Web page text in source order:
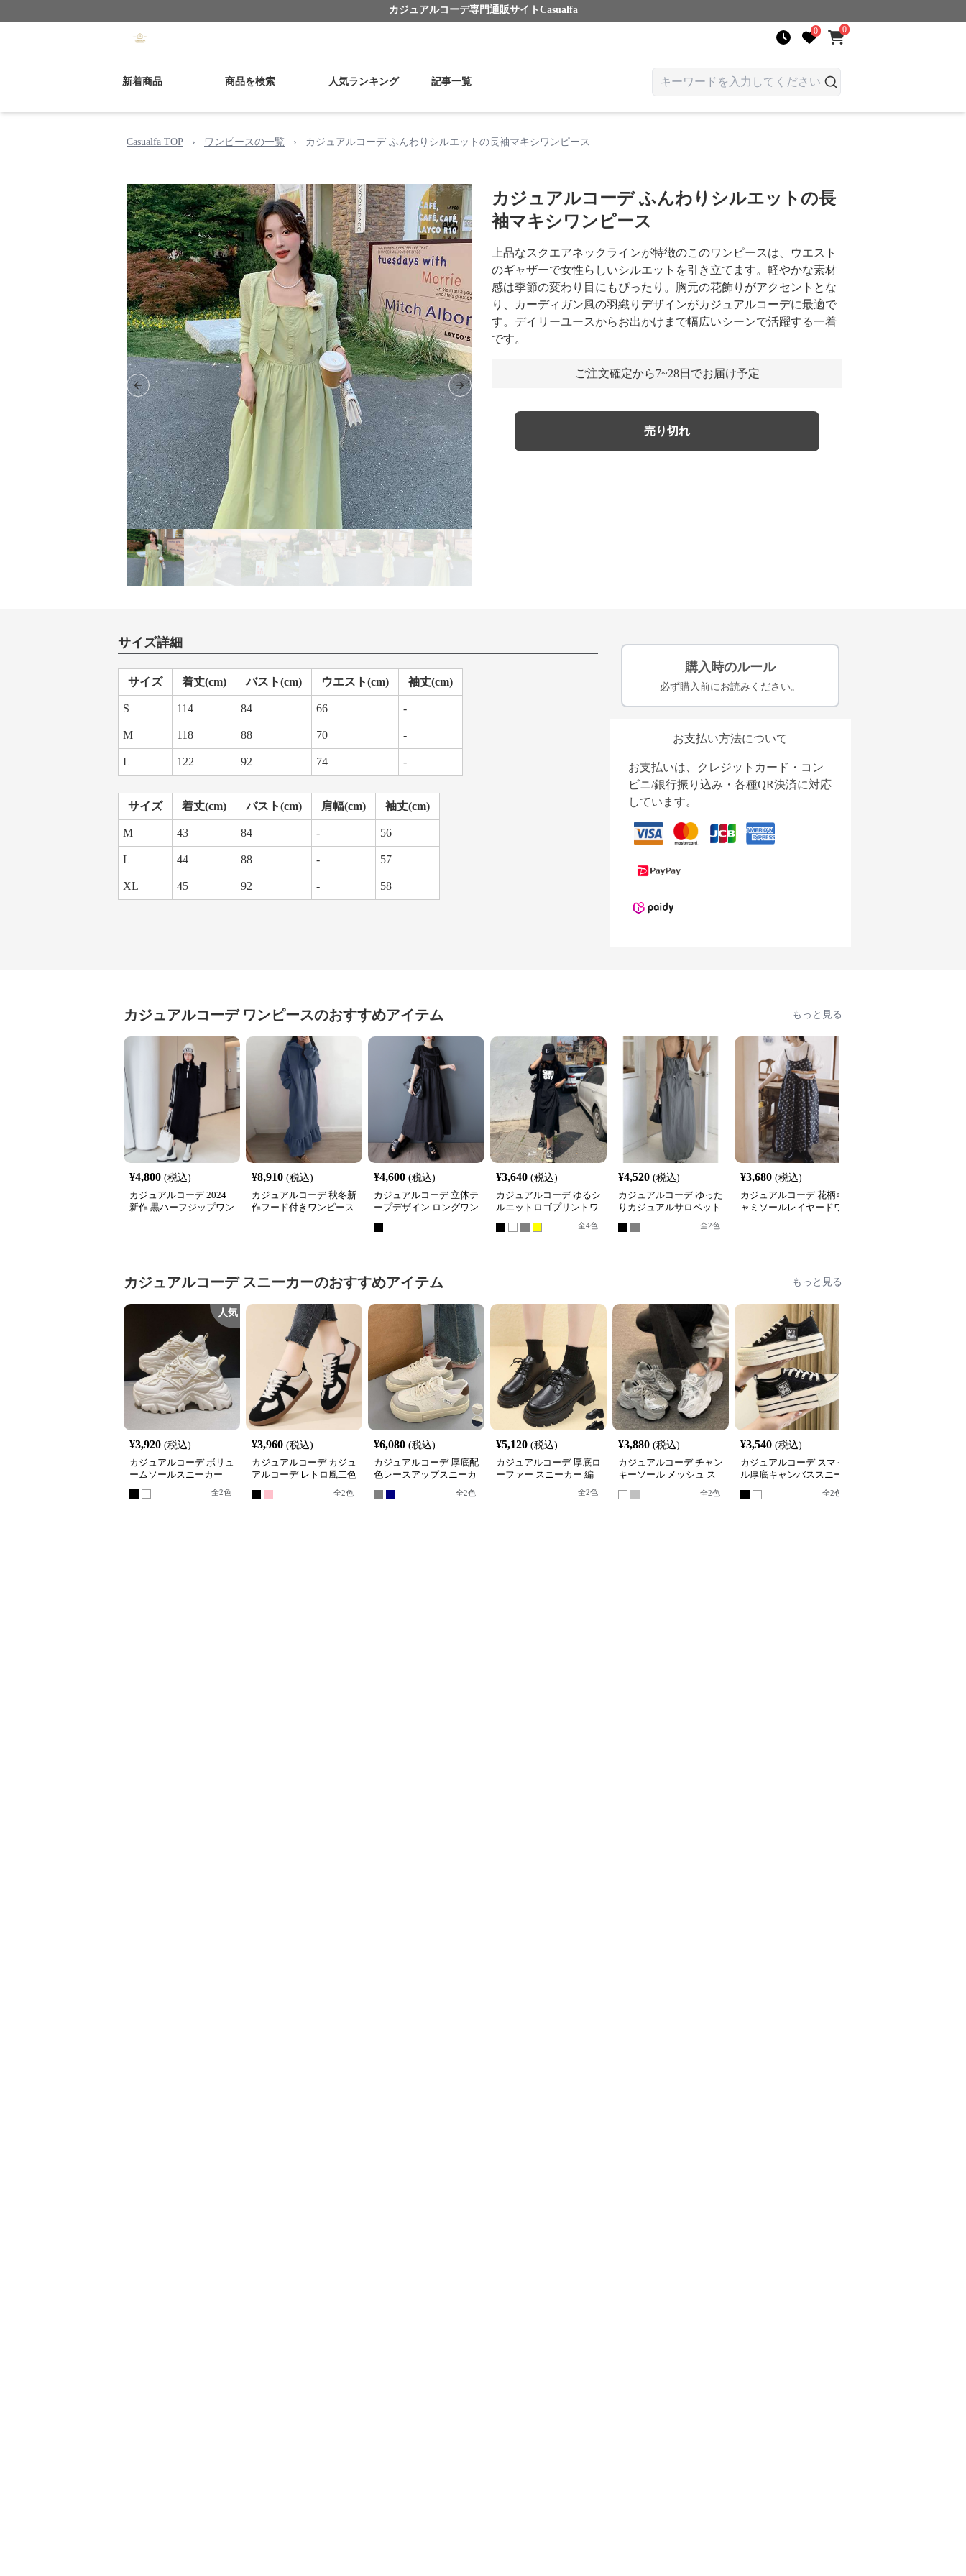
カジュアルコーデ専門通販サイト Casualfa
0 0
新着商品 商品を検索 人気ランキング 記事一覧
Casualfa TOP › ワンピースの一覧 › カジュアルコーデ ふんわりシルエットの長袖マキシワンピース
Previous slide Next slide
カジュアルコーデ ふんわりシルエットの長
袖マキシワンピース
上品なスクエアネックラインが特徴のこのワンピースは、ウエスト
のギャザーで女性らしいシルエットを引き立てます。軽やかな素材
感は季節の変わり目にもぴったり。胸元の花飾りがアクセントとな
り、カーディガン風の羽織りデザインがカジュアルコーデに最適で
す。デイリーユースからお出かけまで幅広いシーンで活躍する一着
です。
ご注文確定から7~28日でお届け予定
売り切れ
サイズ詳細
サイズ 着丈(cm) バスト(cm) ウエスト(cm) 袖丈(cm)
S 114 84 66 -
M 118 88 70 -
L 122 92 74 -
サイズ 着丈(cm) バスト(cm) 肩幅(cm) 袖丈(cm)
M 43 84 - 56
L 44 88 - 57
XL 45 92 - 58
購入時のルール
必ず購入前にお読みください。
お支払い方法について
お支払いは、クレジットカード・コン
ビニ/銀行振り込み・各種QR決済に対応
しています。
カジュアルコーデ ワンピースのおすすめアイテム もっと見る
¥4,800 (税込)
カジュアルコーデ 2024
新作 黒ハーフジップワン
¥8,910 (税込)
カジュアルコーデ 秋冬新
作フード付きワンピース
¥4,600 (税込)
カジュアルコーデ 立体テ
ープデザイン ロングワン
¥3,640 (税込)
カジュアルコーデ ゆるシ
ルエットロゴプリントワ
全4色
¥4,520 (税込)
カジュアルコーデ ゆった
りカジュアルサロペット
全2色
¥3,680 (税込)
カジュアルコーデ 花柄キ
ャミソールレイヤードワ
カジュアルコーデ スニーカーのおすすめアイテム もっと見る
人気
¥3,920 (税込)
カジュアルコーデ ボリュ
ームソールスニーカー
全2色
¥3,960 (税込)
カジュアルコーデ カジュ
アルコーデ レトロ風二色
使いレザー調スニーカー
全2色
¥6,080 (税込)
カジュアルコーデ 厚底配
色レースアップスニーカ
全2色
¥5,120 (税込)
カジュアルコーデ 厚底ロ
ーファー スニーカー 編
全2色
¥3,880 (税込)
カジュアルコーデ チャン
キーソール メッシュ ス
全2色
¥3,540 (税込)
カジュアルコーデ スマイ
ル厚底キャンバススニー
全2色